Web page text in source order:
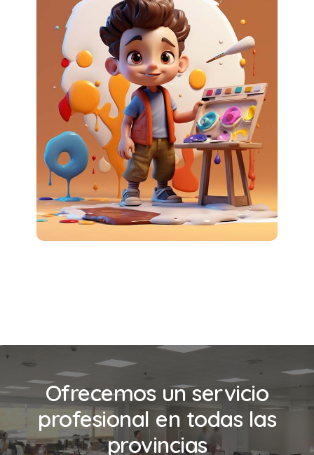
Ofrecemos un servicio
profesional en todas las
provincias